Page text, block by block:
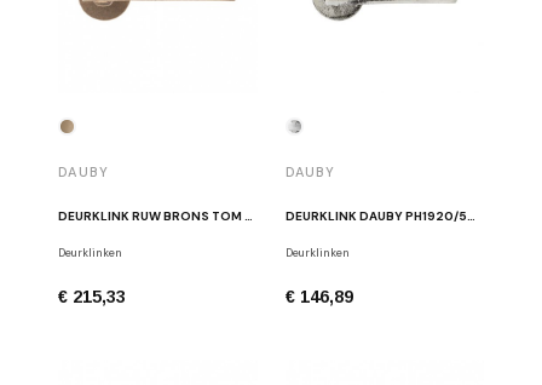
DAUBY
DEURKLINK RUW BRONS TOM LENAERTS PH2017/50F RB
Deurklinken
€ 215,33
DAUBY
DEURKLINK DAUBY PH1920/50F WIT BRONS
Deurklinken
€ 146,89